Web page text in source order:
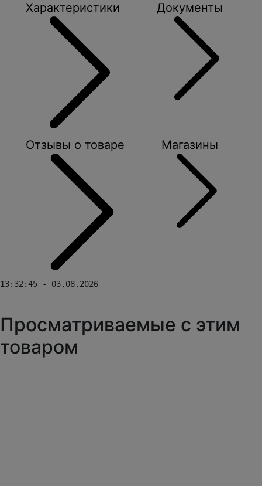
Характеристики Документы
Отзывы о товаре Магазины
13:32:45 - 03.08.2026
Просматриваемые с этим
товаром